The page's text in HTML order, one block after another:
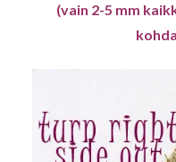
(vain 2-5 mm